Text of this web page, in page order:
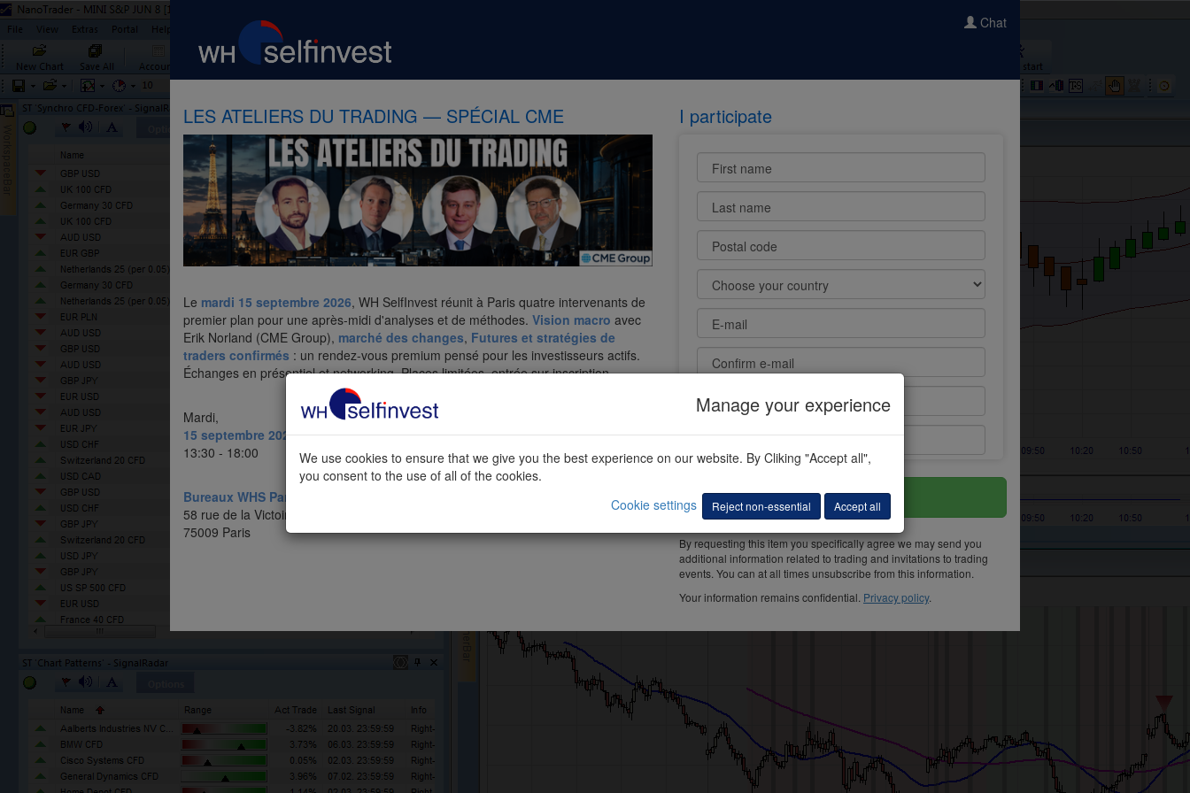
Chat
LES ATELIERS DU TRADING — SPÉCIAL CME
Le mardi 15 septembre 2026, WH SelfInvest réunit à Paris quatre intervenants de
premier plan pour une après-midi d'analyses et de méthodes. Vision macro avec
Erik Norland (CME Group), marché des changes, Futures et stratégies de
traders confirmés : un rendez-vous premium pensé pour les investisseurs actifs.
Échanges en présentiel et networking. Places limitées, entrée sur inscription.
Mardi,
15 septembre 2026
13:30 - 18:00
Bureaux WHS Paris
58 rue de la Victoire
75009 Paris
I participate
First name
Last name
Postal code
E-mail
Confirm e-mail
Phone
Captcha
REGISTER
By requesting this item you specifically agree we may send you
additional information related to trading and invitations to trading
events. You can at all times unsubscribe from this information.
Your information remains confidential. Privacy policy.
Manage your experience
We use cookies to ensure that we give you the best experience on our website. By Cliking "Accept all",
you consent to the use of all of the cookies.
Cookie settings
Reject non-essential Accept all